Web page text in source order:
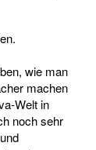
wie man
machen
Welt in
noch sehr